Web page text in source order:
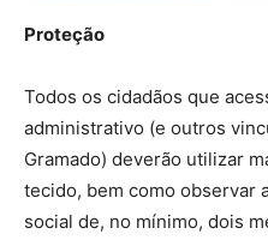
Proteção
Todos os cidadãos que
administrativo (e outros
Gramado) deverão utilizar
tecido, bem como observar
social de, no mínimo, dois